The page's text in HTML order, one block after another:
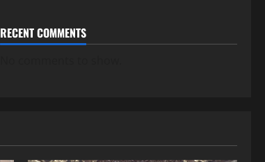
RECENT COMMENTS